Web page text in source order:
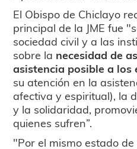
El Obispo de Chiclayo
principal de la JME fue
sociedad civil y a las
sobre la necesidad de
asistencia posible a los
su atención en la
afectiva y espiritual), la
y la solidaridad,
quienes sufren”.
"Por el mismo estado